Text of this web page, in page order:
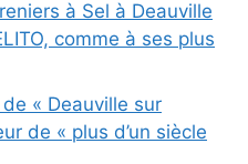
à Sel à Deauville
comme à ses plus
« Deauville sur
de « plus d’un siècle